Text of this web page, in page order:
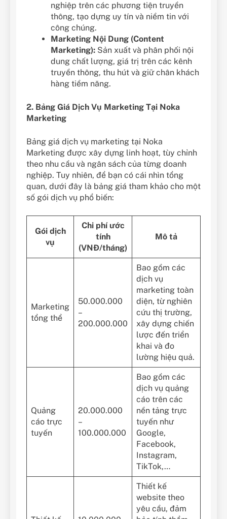
nghiệp trên các phương tiện truyền
thông, tạo dựng uy tín và niềm tin với
công chúng.
Marketing Nội Dung (Content
Marketing): Sản xuất và phân phối nội
dung chất lượng, giá trị trên các kênh
truyền thông, thu hút và giữ chân khách
hàng tiềm năng.
2. Bảng Giá Dịch Vụ Marketing Tại Noka
Marketing
Bảng giá dịch vụ marketing tại Noka
Marketing được xây dựng linh hoạt, tùy chỉnh
theo nhu cầu và ngân sách của từng doanh
nghiệp. Tuy nhiên, để bạn có cái nhìn tổng
quan, dưới đây là bảng giá tham khảo cho một
số gói dịch vụ phổ biến:
Gói dịch
vụ
Chi phí ước
tính
(VNĐ/tháng)
Mô tả
Marketing
tổng thể
50.000.000
–
200.000.000
Bao gồm các
dịch vụ
marketing toàn
diện, từ nghiên
cứu thị trường,
xây dựng chiến
lược đến triển
khai và đo
lường hiệu quả.
Quảng
cáo trực
tuyến
20.000.000
–
100.000.000
Bao gồm các
dịch vụ quảng
cáo trên các
nền tảng trực
tuyến như
Google,
Facebook,
Instagram,
TikTok,…
Thiết kế
website theo
yêu cầu, đảm